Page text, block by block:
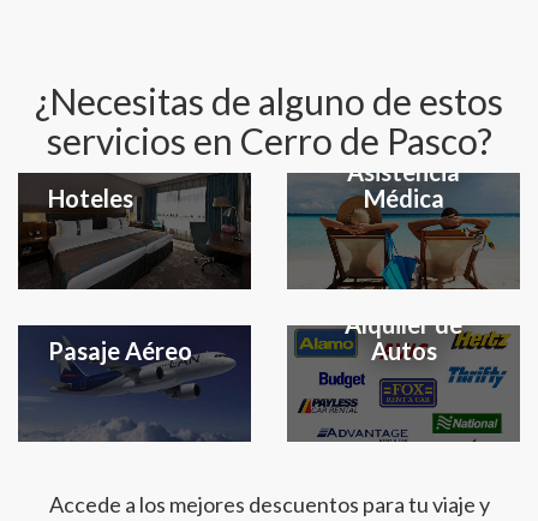
¿Necesitas de alguno de estos
servicios en Cerro de Pasco?
Hoteles
Seguro y
Asistencia
Médica
Pasaje Aéreo
Alquiler de
Autos
Accede a los mejores descuentos para tu viaje y